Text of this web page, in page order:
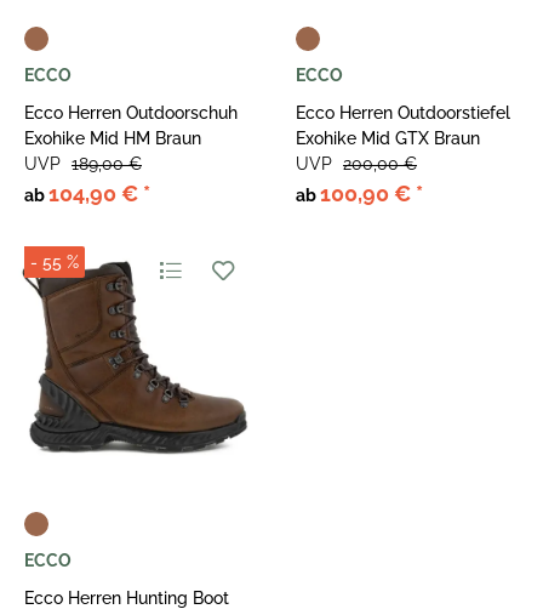
ECCO
Ecco Herren Outdoorschuh
Exohike Mid HM Braun
ab104,90 € *
UVP 189,00 €
ECCO
Ecco Herren Outdoorstiefel
Exohike Mid GTX Braun
ab100,90 € *
UVP 200,00 €
- 55 %
ECCO
Ecco Herren Hunting Boot